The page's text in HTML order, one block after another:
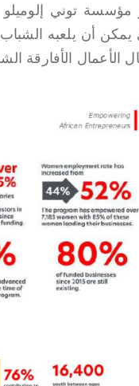
يمكن أن يلعبه
الأعمال الأفارقة